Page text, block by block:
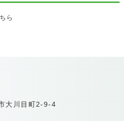
ら
大川目町2-9-4